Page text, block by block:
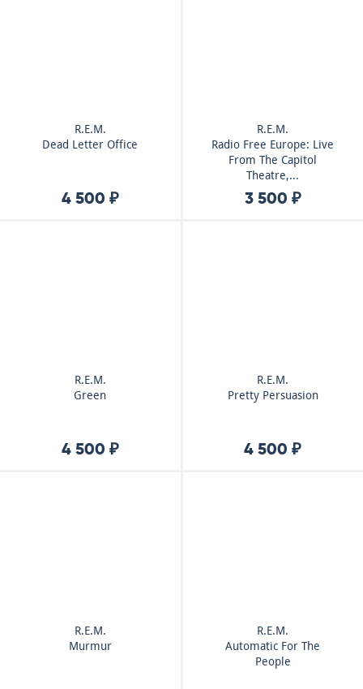
R.E.M.
Dead Letter Office
4 500 ₽
R.E.M.
Radio Free Europe: Live
From The Capitol
Theatre,...
3 500 ₽
R.E.M.
Green
4 500 ₽
R.E.M.
Pretty Persuasion
4 500 ₽
R.E.M.
Murmur
R.E.M.
Automatic For The
People